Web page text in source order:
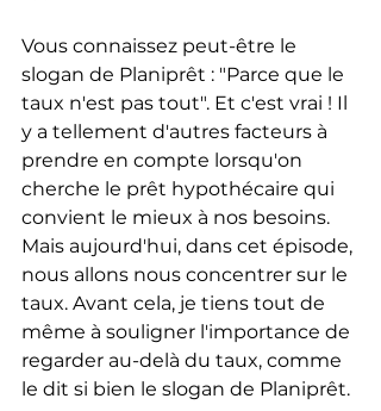
Vous connaissez peut-être le
slogan de Planiprêt : "Parce que le
taux n'est pas tout". Et c'est vrai ! Il
y a tellement d'autres facteurs à
prendre en compte lorsqu'on
cherche le prêt hypothécaire qui
convient le mieux à nos besoins.
Mais aujourd'hui, dans cet épisode,
nous allons nous concentrer sur le
taux. Avant cela, je tiens tout de
même à souligner l'importance de
regarder au-delà du taux, comme
le dit si bien le slogan de Planiprêt.